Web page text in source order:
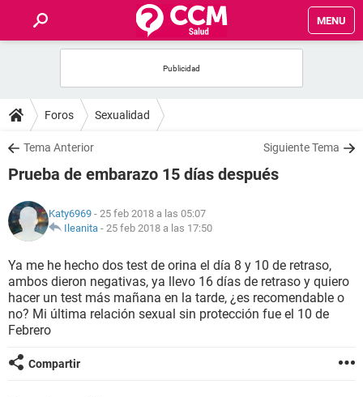
MENU
FOROS
SALUD
NUTRICIÓN
BIENESTAR
SEXUALIDAD
GLOSARIO
Foros Sexualidad
Tema Anterior Siguiente Tema
Prueba de embarazo 15 días después
Katy6969 - 25 feb 2018 a las 05:07
Ileanita - 25 feb 2018 a las 17:50
Ya me he hecho dos test de orina el día 8 y 10 de retraso,
ambos dieron negativas, ya llevo 16 días de retraso y quiero
hacer un test más mañana en la tarde, ¿es recomendable o
no? Mi última relación sexual sin protección fue el 10 de
Febrero
Compartir